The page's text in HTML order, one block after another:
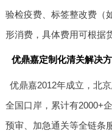
验检疫费、标签整改费（
形消费，具体费用可根据
优鼎嘉定制化清关解决
优鼎嘉2012年成立，北
全国口岸，累计有2000+
预审、加急通关等全链条